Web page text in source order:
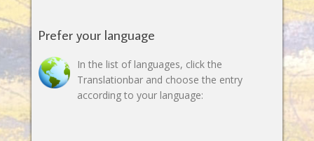
Prefer your language
In the list of languages, click the
Translationbar and choose the entry
according to your language: